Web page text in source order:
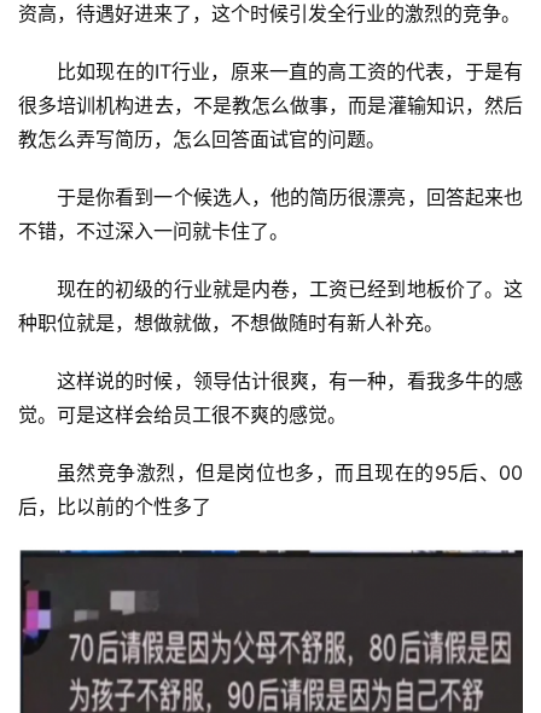
资高，待遇好进来了，这个时候引发全行业的激烈的竞争。
比如现在的IT行业，原来一直的高工资的代表，于是有
很多培训机构进去，不是教怎么做事，而是灌输知识，然后
教怎么弄写简历，怎么回答面试官的问题。
于是你看到一个候选人，他的简历很漂亮，回答起来也
不错，不过深入一问就卡住了。
现在的初级的行业就是内卷，工资已经到地板价了。这
种职位就是，想做就做，不想做随时有新人补充。
这样说的时候，领导估计很爽，有一种，看我多牛的感
觉。可是这样会给员工很不爽的感觉。
虽然竞争激烈，但是岗位也多，而且现在的95后、00
后，比以前的个性多了